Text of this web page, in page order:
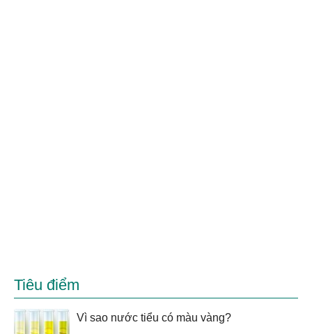
Tiêu điểm
Vì sao nước tiểu có màu vàng?